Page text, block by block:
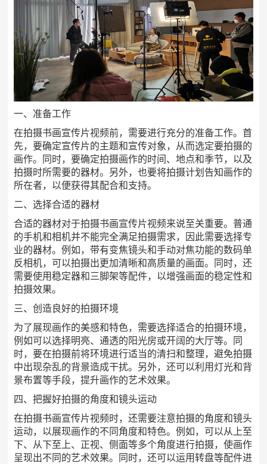
一、准备工作
在拍摄书画宣传片视频前，需要进行充分的准备工作。首
先，要确定宣传片的主题和宣传对象，从而选定要拍摄的
画作。同时，要确定拍摄画作的时间、地点和季节，以及
拍摄时所需要的器材。另外，也要将拍摄计划告知画作的
所在者，以便获得其配合和支持。
二、选择合适的器材
合适的器材对于拍摄书画宣传片视频来说至关重要。普通
的手机和相机并不能完全满足拍摄需求，因此需要选择专
业的器材。例如，带有变焦镜头和手动对焦功能的数码单
反相机，可以拍摄出更加清晰和高质量的画面。同时，还
需要使用稳定器和三脚架等配件，以增强画面的稳定性和
拍摄效果。
三、创造良好的拍摄环境
为了展现画作的美感和特色，需要选择适合的拍摄环境，
例如可以选择明亮、通透的阳光房或开阔的大厅等。同
时，要在拍摄前将环境进行适当的清扫和整理，避免拍摄
中出现杂乱的背景造成干扰。另外，还可以利用灯光和背
景布置等手段，提升画作的艺术效果。
四、把握好拍摄的角度和镜头运动
在拍摄书画宣传片视频时，还需要注意拍摄的角度和镜头
运动，以展现画作的不同角度和特色。例如，可以从上至
下、从下至上、正视、侧面等多个角度进行拍摄，使画作
呈现出不同的艺术效果。同时，还可以运用转盘等配件进